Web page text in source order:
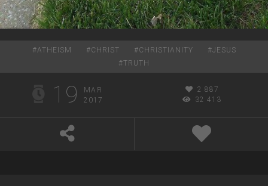
#ATHEISM #CHRIST #CHRISTIANITY #JESUS
#TRUTH
19
МАЯ
2017
2 887
32 413